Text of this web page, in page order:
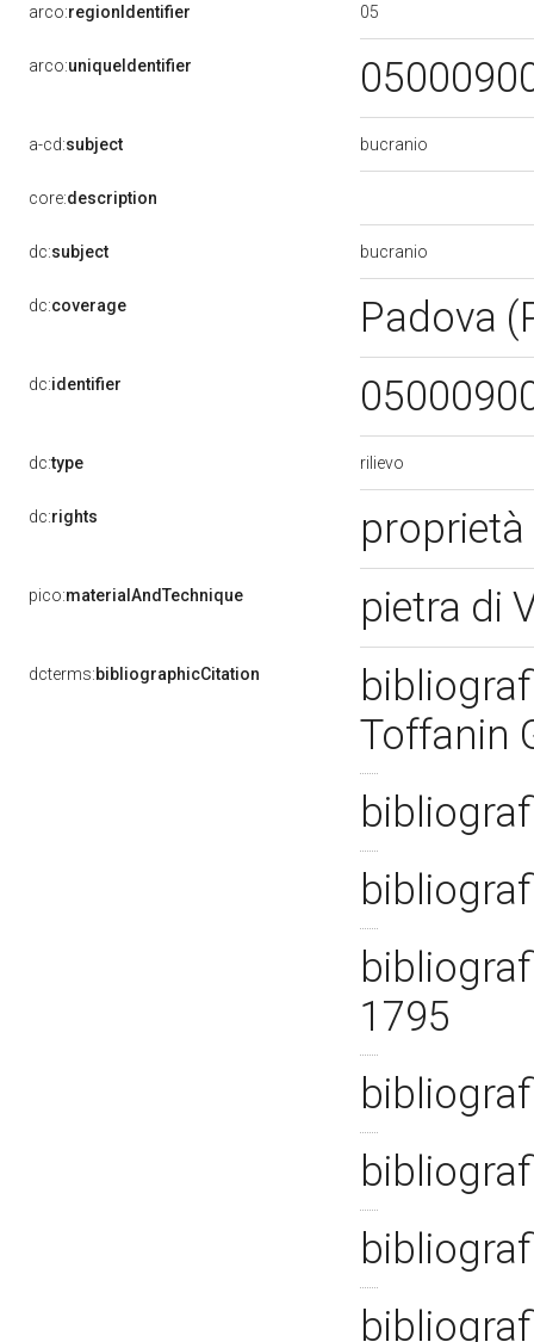
arco:regionIdentifier 05
arco:uniqueIdentifier
a-cd:subject bucranio
core:description
dc:subject bucranio
dc:coverage Padova
dc:identifier
dc:type rilievo
dc:rights
pico:materialAndTechnique pietra di
dcterms:bibliographicCitation
Toffanin
1795